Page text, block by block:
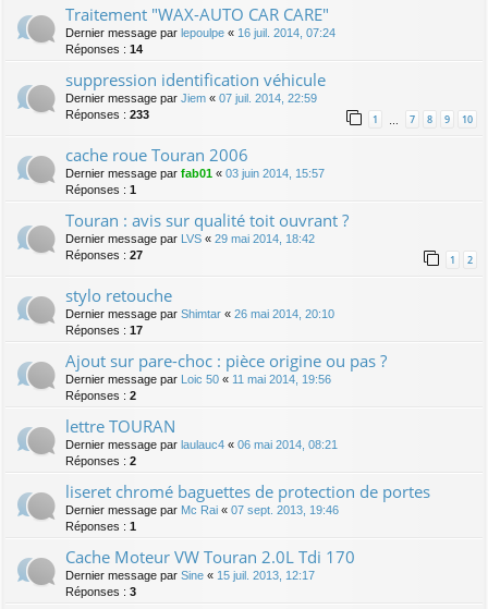
Traitement "WAX-AUTO CAR CARE"
Dernier message par lepoulpe « 16 juil. 2014, 07:24
Réponses : 14
suppression identification véhicule
Dernier message par Jiem « 07 juil. 2014, 22:59
Réponses : 233 1 7 8 9 10
cache roue Touran 2006
Dernier message par fab01 « 03 juin 2014, 15:57
Réponses : 1
Touran : avis sur qualité toit ouvrant ?
Dernier message par LVS « 29 mai 2014, 18:42
Réponses : 27 1 2
stylo retouche
Dernier message par Shimtar « 26 mai 2014, 20:10
Réponses : 17
Ajout sur pare-choc : pièce origine ou pas ?
Dernier message par Loic 50 « 11 mai 2014, 19:56
Réponses : 2
lettre TOURAN
Dernier message par laulauc4 « 06 mai 2014, 08:21
Réponses : 2
liseret chromé baguettes de protection de portes
Dernier message par Mc Rai « 07 sept. 2013, 19:46
Réponses : 1
Cache Moteur VW Touran 2.0L Tdi 170
Dernier message par Sine « 15 juil. 2013, 12:17
Réponses : 3